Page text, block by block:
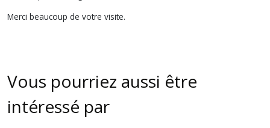
Merci beaucoup de votre visite.
Vous pourriez aussi être
intéressé par